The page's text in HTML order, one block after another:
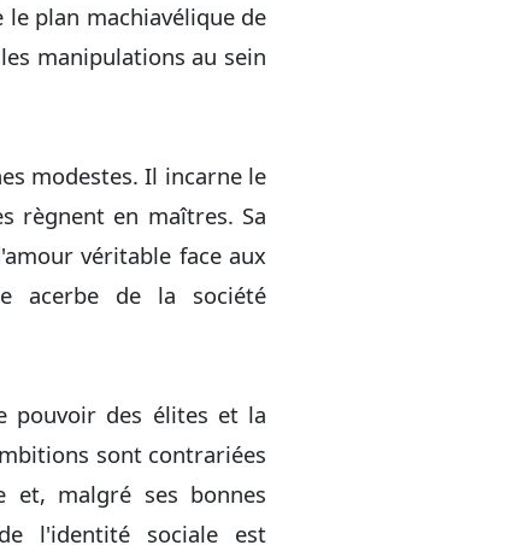
plan machiavélique de
manipulations au sein
modestes. Il incarne le
règnent en maîtres. Sa
véritable face aux
acerbe de la société
pouvoir des élites et la
sont contrariées
et, malgré ses bonnes
l'identité sociale est